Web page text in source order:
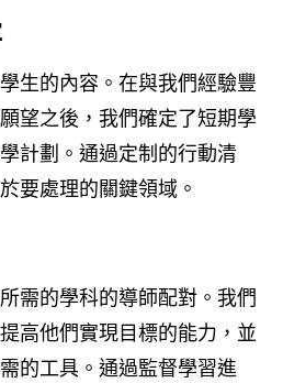
生的內容。在與我們經驗豐
望之後，我們確定了短期學
計劃。通過定制的行動清
要處理的關鍵領域。
需的學科的導師配對。我們
高他們實現目標的能力，並
的工具。通過監督學習進